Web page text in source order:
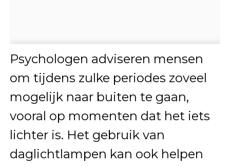
Psychologen adviseren mensen
om tijdens zulke periodes zoveel
mogelijk naar buiten te gaan,
vooral op momenten dat het iets
lichter is. Het gebruik van
daglichtlampen kan ook helpen